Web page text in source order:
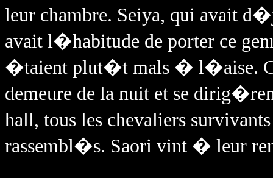
leur chambre. Seiya, qui avait
avait l�habitude de porter ce
�taient plut�t mals � l�aise.
demeure de la nuit et se
hall, tous les chevaliers
rassembl�s. Saori vint � leur